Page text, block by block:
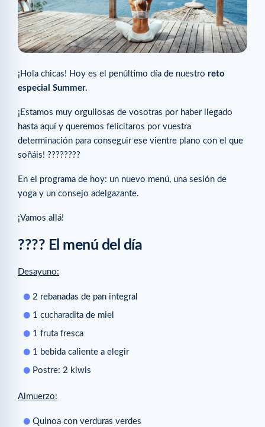
¡Hola chicas! Hoy es el penúltimo día de nuestro reto
especial Summer.
¡Estamos muy orgullosas de vosotras por haber llegado
hasta aquí y queremos felicitaros por vuestra
determinación para conseguir ese vientre plano con el que
soñáis! ????????
En el programa de hoy: un nuevo menú, una sesión de
yoga y un consejo adelgazante.
¡Vamos allá!
???? El menú del día
Desayuno:
2 rebanadas de pan integral
1 cucharadita de miel
1 fruta fresca
1 bebida caliente a elegir
Postre: 2 kiwis
Almuerzo:
Quinoa con verduras verdes